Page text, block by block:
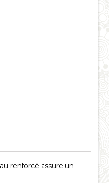
renforcé assure un